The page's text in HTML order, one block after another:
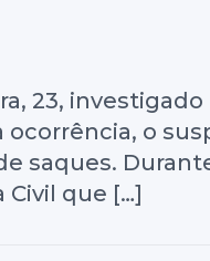
23,
o
saques.
Civil que […]